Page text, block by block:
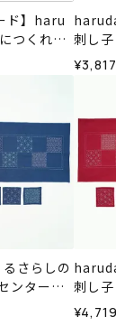
ド】haru
つくれる 刺し
コース
セッ
¥3,817
さらしの
ンター＆
（材料セ
刺し
コース
ット）
¥4,719